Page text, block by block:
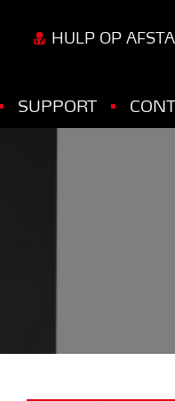
HULP OP
SUPPORT